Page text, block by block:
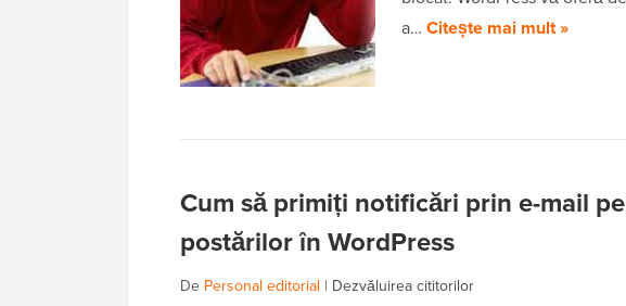
a… Citește mai mult »
Cum să primiți notificări prin e-mail
postărilor în WordPress
De Personal editorial | Dezvăluirea cititorilor